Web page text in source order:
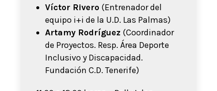
Víctor Rivero(Entrenador del
equipo i+i de la U.D. Las Palmas)
Artamy Rodríguez (Coordinador
de Proyectos. Resp. Área Deporte
Inclusivo y Discapacidad.
Fundación C.D. Tenerife)